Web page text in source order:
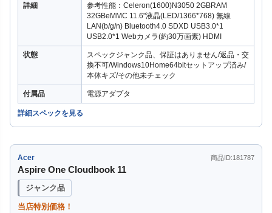
詳細
参考性能：Celeron(1600)N3050 2GBRAM
32GBeMMC 11.6"液晶(LED/1366*768) 無線
LAN(b/g/n) Bluetooth4.0 SDXD USB3.0*1
USB2.0*1 Webカメラ(約30万画素) HDMI
状態
スペックジャンク品、保証はありません/返品・交
換不可/Windows10Home64bitセットアップ済み/
本体キズ/その他未チェック
付属品 電源アダプタ
詳細スペックを見る
Acer 商品ID:181787
Aspire One Cloudbook 11
ジャンク品
当店特別価格！